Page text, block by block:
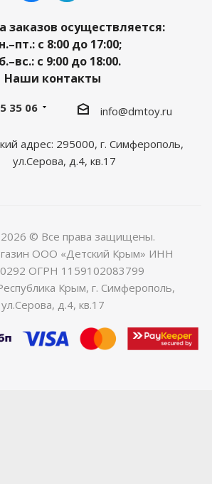
заказов осуществляется:
с 8:00 до 17:00;
с 9:00 до 18:00.
Наши контакты
35 06 info@dmtoy.ru
адрес: 295000, г. Симферополь,
ул.Серова, д.4, кв.17
2026 © Все права защищены.
ООО «Детский Крым» ИНН
ОГРН 1159102083799
Крым, г. Симферополь,
ул.Серова, д.4, кв.17